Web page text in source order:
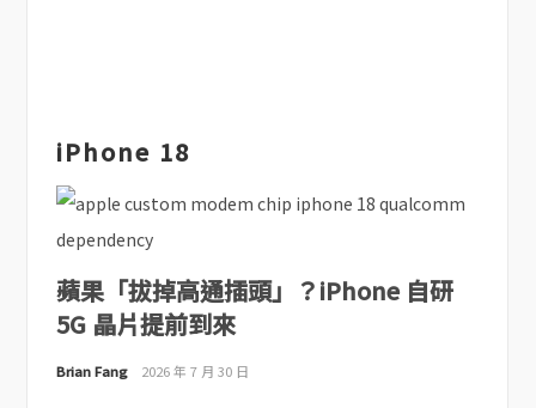
iPhone 18
蘋果「拔掉高通插頭」？iPhone 自研
5G 晶片提前到來
Brian Fang 2026 年 7 月 30 日